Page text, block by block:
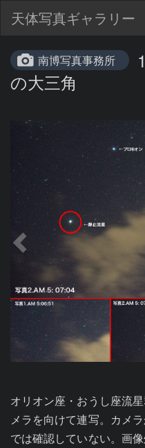
天体写真ギャラリー
南博写真事務所
の大三角
オリオン座・おうし座流
メラを向けて連写。カメ
では確認していない。画